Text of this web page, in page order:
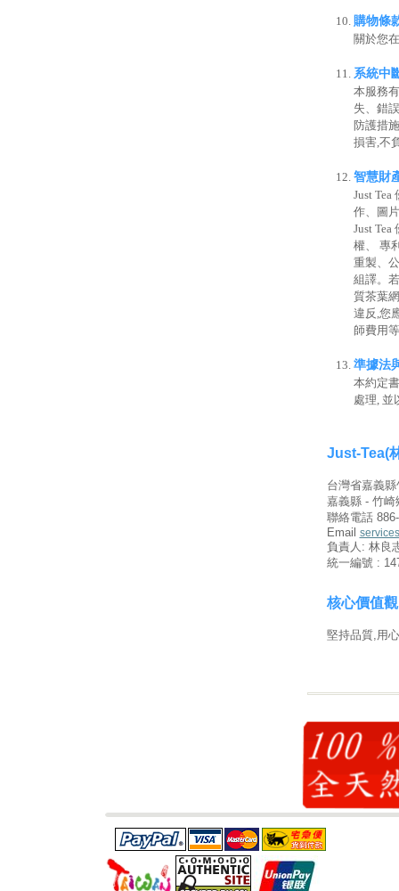
購物條
關於您
系統中
本服務
失、錯
防護措
損害,不
智慧財
Just
作、圖
Just
權、 專
重製、
組譯。
質茶葉
違反,您
師費用
準據法
本約定
處理, 並
Just-Tea(
台灣省嘉義
嘉義縣 - 竹崎
聯絡電話
Email
負責人: 林良
統一編號 :
核心價值觀
堅持品質,用